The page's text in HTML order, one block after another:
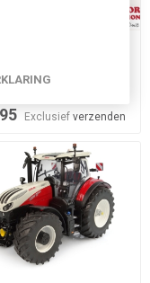
Holland T6.165
Exclusiefverzenden